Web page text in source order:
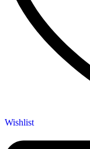
Wishlist